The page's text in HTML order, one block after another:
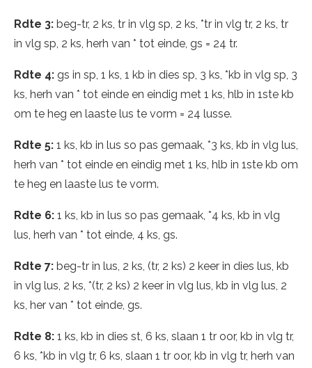
Rdte 3: beg-tr, 2 ks, tr in vlg sp, 2 ks, *tr in vlg tr, 2 ks, tr
in vlg sp, 2 ks, herh van * tot einde, gs = 24 tr.
Rdte 4: gs in sp, 1 ks, 1 kb in dies sp, 3 ks, *kb in vlg sp, 3
ks, herh van * tot einde en eindig met 1 ks, hlb in 1ste kb
om te heg en laaste lus te vorm = 24 lusse.
Rdte 5: 1 ks, kb in lus so pas gemaak, *3 ks, kb in vlg lus,
herh van * tot einde en eindig met 1 ks, hlb in 1ste kb om
te heg en laaste lus te vorm.
Rdte 6: 1 ks, kb in lus so pas gemaak, *4 ks, kb in vlg
lus, herh van * tot einde, 4 ks, gs.
Rdte 7: beg-tr in lus, 2 ks, (tr, 2 ks) 2 keer in dies lus, kb
in vlg lus, 2 ks, *(tr, 2 ks) 2 keer in vlg lus, kb in vlg lus, 2
ks, her van * tot einde, gs.
Rdte 8: 1 ks, kb in dies st, 6 ks, slaan 1 tr oor, kb in vlg tr,
6 ks, *kb in vlg tr, 6 ks, slaan 1 tr oor, kb in vlg tr, herh van